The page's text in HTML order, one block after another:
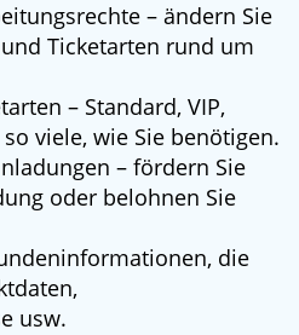
– ändern Sie
Ticketarten rund um
– Standard, VIP,
viele, wie Sie benötigen.
– fördern Sie
oder belohnen Sie
die
usw.